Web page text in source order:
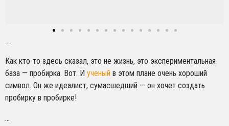
….
Как кто-то здесь сказал, это не жизнь, это экспериментальная
база — пробирка. Вот. И ученый в этом плане очень хороший
символ. Он же идеалист, сумасшедший — он хочет создать
пробирку в пробирке!
…